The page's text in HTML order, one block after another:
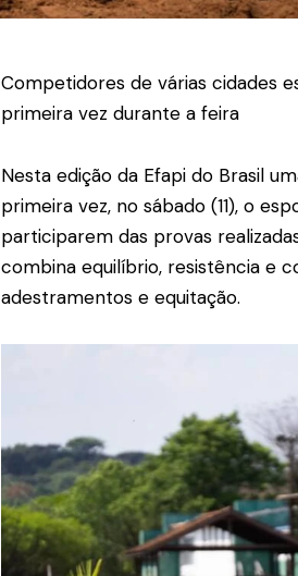
Competidores de várias cidades
primeira vez durante a feira
Nesta edição da Efapi do Brasil
primeira vez, no sábado (11), o
participarem das provas
combina equilíbrio, resistência e
adestramentos e equitação.